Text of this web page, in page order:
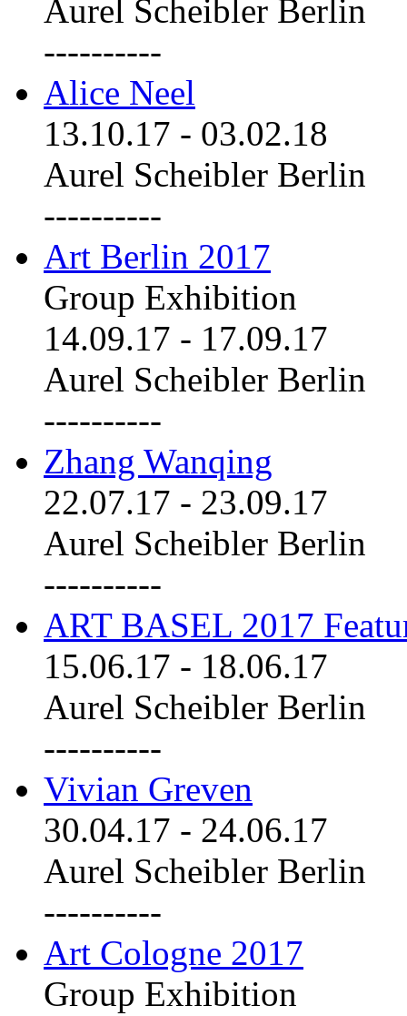
Aurel Scheibler Berlin
----------
Alice Neel
13.10.17 - 03.02.18
Aurel Scheibler Berlin
----------
Art Berlin 2017
Group Exhibition
14.09.17 - 17.09.17
Aurel Scheibler Berlin
----------
Zhang Wanqing
22.07.17 - 23.09.17
Aurel Scheibler Berlin
----------
ART BASEL 2017
15.06.17 - 18.06.17
Aurel Scheibler Berlin
----------
Vivian Greven
30.04.17 - 24.06.17
Aurel Scheibler Berlin
----------
Art Cologne 2017
Group Exhibition